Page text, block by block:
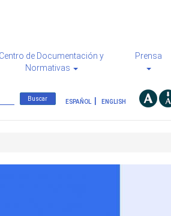
Centro de Documentación y
Normativas
Prensa
ESPAÑOL ENGLISH